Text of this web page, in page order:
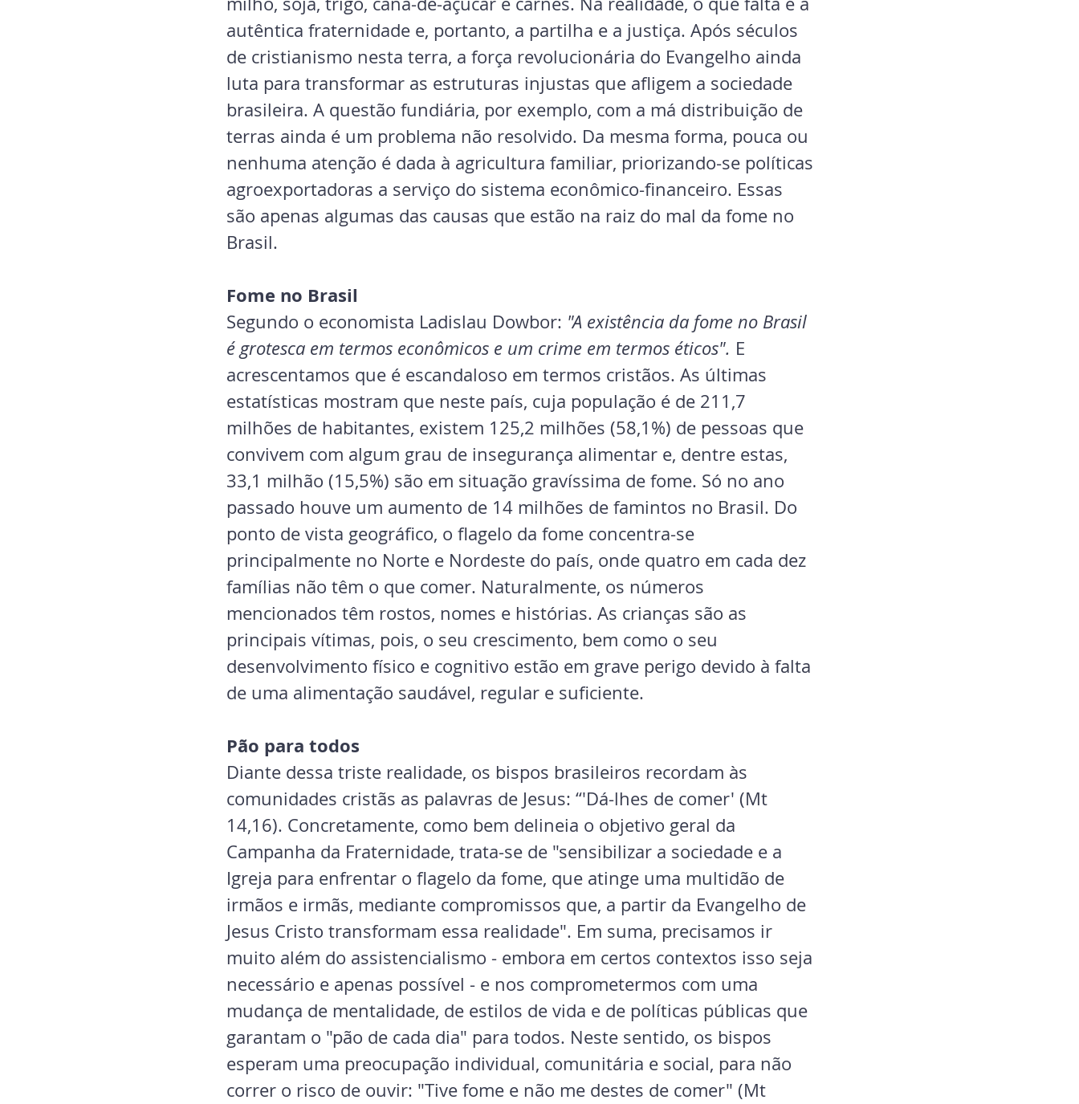
autêntica fraternidade e, portanto, a partilha e a justiça. Após séculos
de cristianismo nesta terra, a força revolucionária do Evangelho ainda
luta para transformar as estruturas injustas que afligem a sociedade
brasileira. A questão fundiária, por exemplo, com a má distribuição de
terras ainda é um problema não resolvido. Da mesma forma, pouca ou
nenhuma atenção é dada à agricultura familiar, priorizando-se políticas
agroexportadoras a serviço do sistema econômico-financeiro. Essas
são apenas algumas das causas que estão na raiz do mal da fome no
Brasil.
Fome no Brasil
Segundo o economista Ladislau Dowbor: "A existência da fome no Brasil
é grotesca em termos econômicos e um crime em termos éticos". E
acrescentamos que é escandaloso em termos cristãos. As últimas
estatísticas mostram que neste país, cuja população é de 211,7
milhões de habitantes, existem 125,2 milhões (58,1%) de pessoas que
convivem com algum grau de insegurança alimentar e, dentre estas,
33,1 milhão (15,5%) são em situação gravíssima de fome. Só no ano
passado houve um aumento de 14 milhões de famintos no Brasil. Do
ponto de vista geográfico, o flagelo da fome concentra-se
principalmente no Norte e Nordeste do país, onde quatro em cada dez
famílias não têm o que comer. Naturalmente, os números
mencionados têm rostos, nomes e histórias. As crianças são as
principais vítimas, pois, o seu crescimento, bem como o seu
desenvolvimento físico e cognitivo estão em grave perigo devido à falta
de uma alimentação saudável, regular e suficiente.
Pão para todos
Diante dessa triste realidade, os bispos brasileiros recordam às
comunidades cristãs as palavras de Jesus: “'Dá-lhes de comer' (Mt
14,16). Concretamente, como bem delineia o objetivo geral da
Campanha da Fraternidade, trata-se de "sensibilizar a sociedade e a
Igreja para enfrentar o flagelo da fome, que atinge uma multidão de
irmãos e irmãs, mediante compromissos que, a partir da Evangelho de
Jesus Cristo transformam essa realidade". Em suma, precisamos ir
muito além do assistencialismo - embora em certos contextos isso seja
necessário e apenas possível - e nos comprometermos com uma
mudança de mentalidade, de estilos de vida e de políticas públicas que
garantam o "pão de cada dia" para todos. Neste sentido, os bispos
esperam uma preocupação individual, comunitária e social, para não
correr o risco de ouvir: "Tive fome e não me destes de comer" (Mt